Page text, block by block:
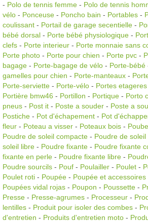
- Polo de tennis femme - Polo de tennis
vélo - Ponceuse - Poncho bain - Portables -
coulissant - Portail de garage secentielle -
bébé dorsal - Porte bébé physiologique -
clefs - Porte interieur - Porte monnaie sans
Porte photo - Porte pour chien - Porte pvc -
bagage - Porte-bagage de vélo - Porte-bébé
gamelles pour chien - Porte-manteaux -
Porte-serviette - Porte-vélo - Portes etageres
Portière bmw46 - Portillon - Portique - Porto
pneus - Post it - Poste a souder - Poste a
Postiche - Pot d'échapement - Pot
fleur - Poteau a visser - Poteaux bois -
Poudre de soleil compacte - Poudre de
soleil libre - Poudre fixante - Poudre fixante
fixante en perle - Poudre fixante libre -
Poudre sourcils - Pouf - Poulailler - Poulet -
Poulet roti - Poupée - Poupée et accessoires
Poupées vidal rojas - Poupon - Poussette -
Presse - Presse-agrumes - Processeur -
lentilles - Produit pour isoler des combes -
d'entretien - Produits d'entretien moto -